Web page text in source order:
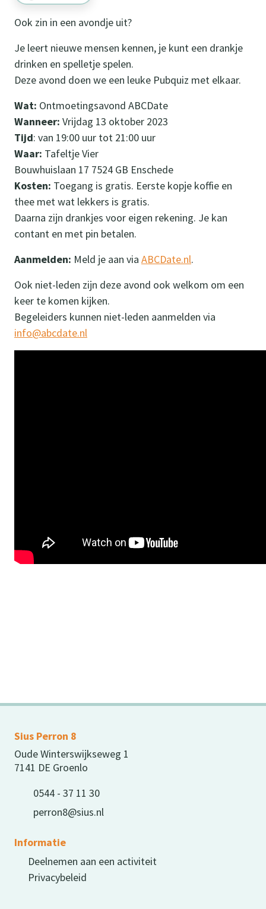
Ook zin in een avondje uit?
Je leert nieuwe mensen kennen, je kunt een drankje
drinken en spelletje spelen.
Deze avond doen we een leuke Pubquiz met elkaar.
Wat: Ontmoetingsavond ABCDate
Wanneer: Vrijdag 13 oktober 2023
Tijd: van 19:00 uur tot 21:00 uur
Waar: Tafeltje Vier
Bouwhuislaan 17 7524 GB Enschede
Kosten: Toegang is gratis. Eerste kopje koffie en
thee met wat lekkers is gratis.
Daarna zijn drankjes voor eigen rekening. Je kan
contant en met pin betalen.
Aanmelden: Meld je aan via ABCDate.nl.
Ook niet-leden zijn deze avond ook welkom om een
keer te komen kijken.
Begeleiders kunnen niet-leden aanmelden via
info@abcdate.nl
Sius Perron 8
Oude Winterswijkseweg 1
7141 DE Groenlo
0544 - 37 11 30
perron8@sius.nl
Informatie
Deelnemen aan een activiteit
Privacybeleid